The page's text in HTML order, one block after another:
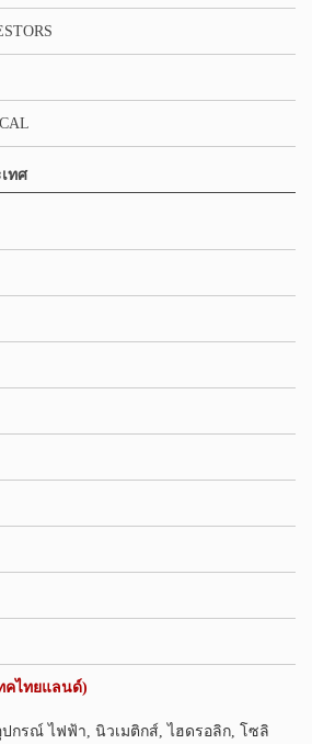
ทศ
คไทยแลนด์)
กรณ์ ไฟฟ้า, นิวเมติกส์, ไฮดรอลิก, โซลิ